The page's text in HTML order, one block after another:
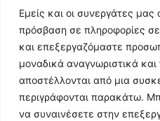
Εμείς και οι συνεργάτες
πρόσβαση σε πληροφορίες
και επεξεργαζόμαστε
μοναδικά αναγνωριστικά
αποστέλλονται από μια
περιγράφονται παρακάτω.
να συναινέσετε στην